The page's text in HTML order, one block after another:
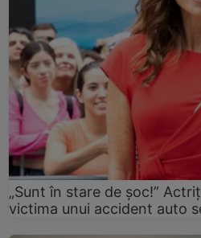
„Sunt în stare de șoc!”
victima unui accident auto